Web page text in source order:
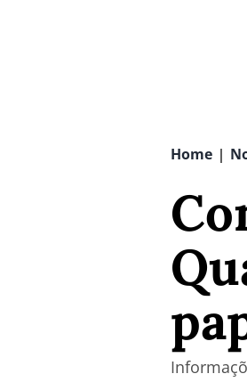
Home |